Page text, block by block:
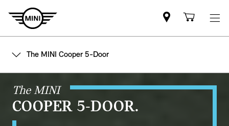
Mini
dealercart
The MINI Cooper 5-Door
The MINI
COOPER 5-DOOR.